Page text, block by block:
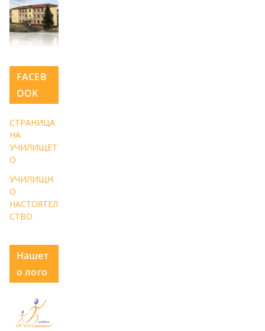
FACEB
OOK
СТРАНИЦА
НА
УЧИЛИЩЕТ
О
УЧИЛИЩН
О
НАСТОЯТЕЛ
СТВО
Нашет
о лого